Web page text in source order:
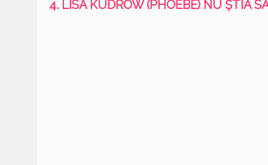
4. LISA KUDROW (PHOEBE) NU ȘTIA